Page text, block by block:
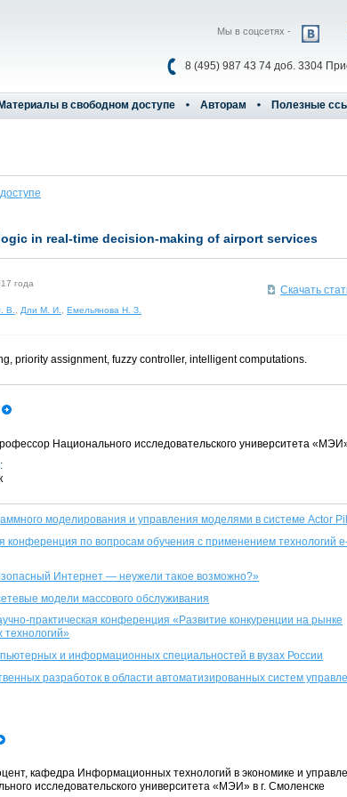
8 (495) 987 43 74 доб. 3304
Мы в соцсетях -
Материалы в свободном доступе Авторам Полезные
in real-time decision-making of airport services
года
В., Дли М. И., Емельянова Н. З.
Скачать
priority assignment, fuzzy controller, intelligent computations.
Национального исследовательского университета
моделирования и управления моделями в системе Аctor
конференция по вопросам обучения с применением технологий
Интернет — неужели такое возможно?»
модели массового обслуживания
практическая конференция «Развитие конкуренции на рынке
и информационных специальностей в вузах России
разработок в области автоматизированных систем
кафедра Информационных технологий в экономике и
исследовательского университета «МЭИ» в г. Смоленске